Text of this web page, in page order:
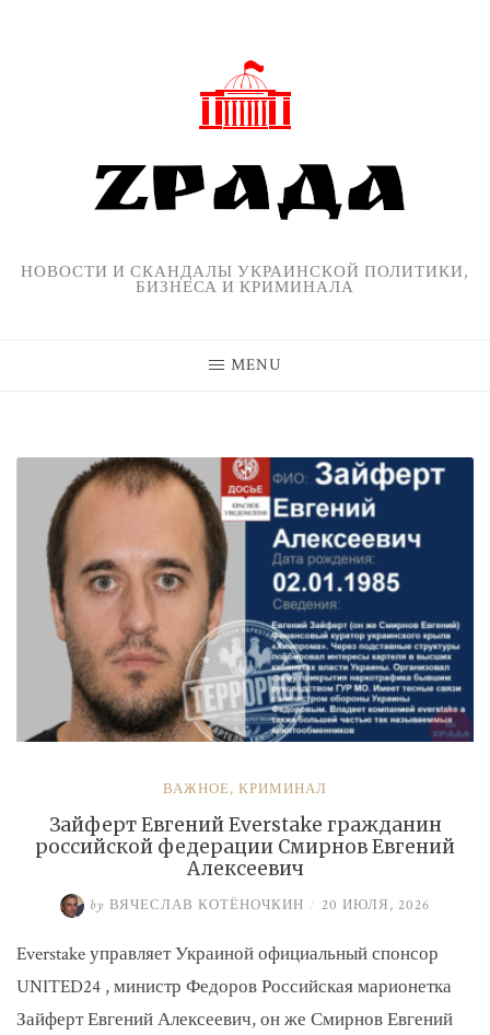
НОВОСТИ И СКАНДАЛЫ УКРАИНСКОЙ ПОЛИТИКИ,
БИЗНЕСА И КРИМИНАЛА
MENU
ВАЖНОЕ, КРИМИНАЛ
Зайферт Евгений Everstake гражданин
российской федерации Смирнов Евгений
Алексеевич
by ВЯЧЕСЛАВ КОТЁНОЧКИН / 20 ИЮЛЯ, 2026
Everstake управляет Украиной официальный спонсор
UNITED24 , министр Федоров Российская марионетка
Зайферт Евгений Алексеевич, он же Смирнов Евгений